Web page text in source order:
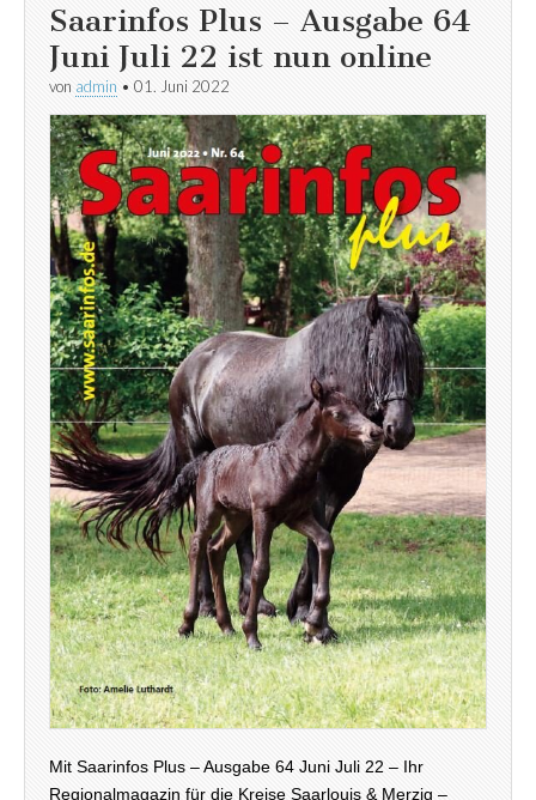
Saarinfos Plus – Ausgabe 64
Juni Juli 22 ist nun online
von admin • 01. Juni 2022
Mit Saarinfos Plus – Ausgabe 64 Juni Juli 22 – Ihr
Regionalmagazin für die Kreise Saarlouis & Merzig –